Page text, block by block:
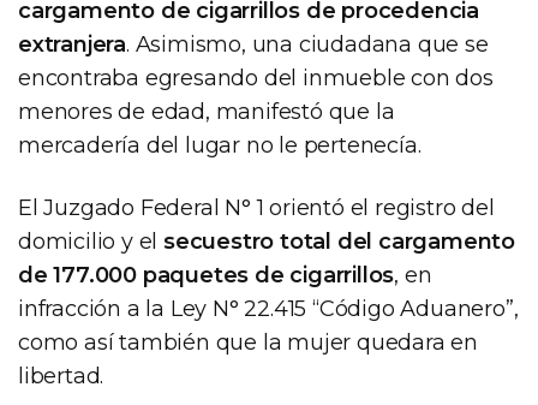
cargamento de cigarrillos de procedencia
extranjera. Asimismo, una ciudadana que se
encontraba egresando del inmueble con dos
menores de edad, manifestó que la
mercadería del lugar no le pertenecía.
El Juzgado Federal N° 1 orientó el registro del
domicilio y elsecuestro total del cargamento
de 177.000 paquetes de cigarrillos, en
infracción a la Ley N° 22.415 “Código Aduanero”,
como así también que la mujer quedara en
libertad.